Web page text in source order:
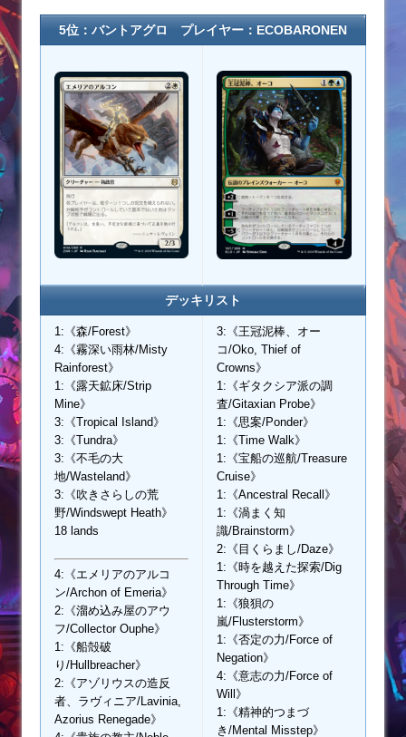
5位：バントアグロ プレイヤー：ECOBARONEN
デッキリスト
1:《森/Forest》
4:《霧深い雨林/Misty
Rainforest》
1:《露天鉱床/Strip
Mine》
3:《Tropical Island》
3:《Tundra》
3:《不毛の大
地/Wasteland》
3:《吹きさらしの荒
野/Windswept Heath》
18 lands
4:《エメリアのアルコ
ン/Archon of Emeria》
2:《溜め込み屋のアウ
フ/Collector Ouphe》
1:《船殻破
り/Hullbreacher》
2:《アゾリウスの造反
者、ラヴィニア/Lavinia,
Azorius Renegade》
3:《王冠泥棒、オー
コ/Oko, Thief of
Crowns》
1:《ギタクシア派の調
査/Gitaxian Probe》
1:《思案/Ponder》
1:《Time Walk》
1:《宝船の巡航/Treasure
Cruise》
1:《Ancestral Recall》
1:《渦まく知
識/Brainstorm》
2:《目くらまし/Daze》
1:《時を越えた探索/Dig
Through Time》
1:《狼狽の
嵐/Flusterstorm》
1:《否定の力/Force of
Negation》
4:《意志の力/Force of
Will》
1:《精神的つまづ
き/Mental Misstep》